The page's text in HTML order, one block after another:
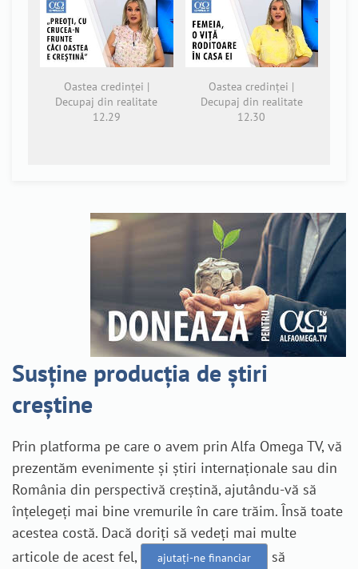
Oastea credinței |
Decupaj din realitate
12.29
Oastea credinței |
Decupaj din realitate
12.30
Susține producția de știri
creștine
Prin platforma pe care o avem prin Alfa Omega TV, vă
prezentăm evenimente și știri internaționale sau din
România din perspectivă creștină, ajutându-vă să
înțelegeți mai bine vremurile în care trăim. Însă toate
acestea costă. Dacă doriți să vedeți mai multe
articole de acest fel,
ajutați-ne financiar
să